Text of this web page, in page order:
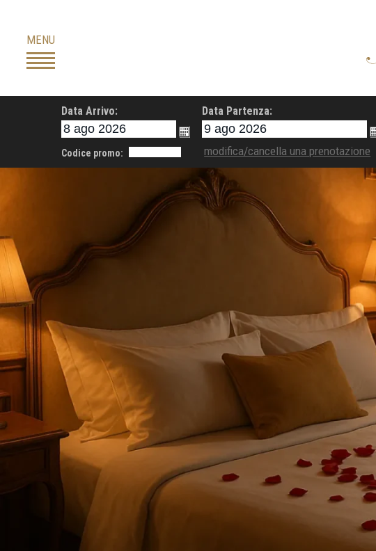
content
MENU
Data Arrivo: Data Partenza:
Codice promo: modifica/cancella una prenotazione